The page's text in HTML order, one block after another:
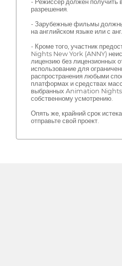
- Режиссер должен получить
разрешения.
- Зарубежные фильмы
на английском языке или с
- Кроме того, участник
Nights New York (ANNY)
лицензию без лицензионных
использование для
распространения любыми
платформах и средствах
выбранных Animation
собственному усмотрению.
Опять же, крайний срок
отправьте свой проект.